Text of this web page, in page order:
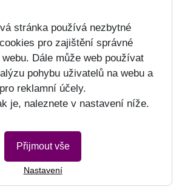
od
pro děti budoucí první třídy a
16:15 hod. k návštěvě školy.
školní atmosféru v hodině plné
a her.
stránka používá nezbytné
pro zajištění správné
Dále může web používat
pohybu uživatelů na webu a
pro reklamní účely.
je, naleznete v nastavení níže.
Přijmout vše
Nastavení